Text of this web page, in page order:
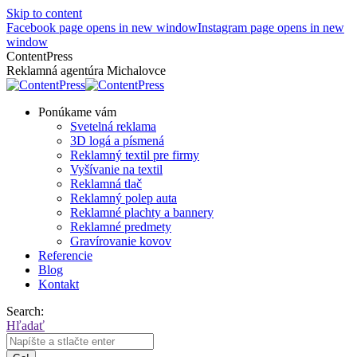
Skip to content
Facebook page opens in new windowInstagram page opens in new
window
ContentPress
Reklamná agentúra Michalovce
Ponúkame vám
Svetelná reklama
3D logá a písmená
Reklamný textil pre firmy
Vyšívanie na textil
Reklamná tlač
Reklamný polep auta
Reklamné plachty a bannery
Reklamné predmety
Gravírovanie kovov
Referencie
Blog
Kontakt
Search:
Hľadať